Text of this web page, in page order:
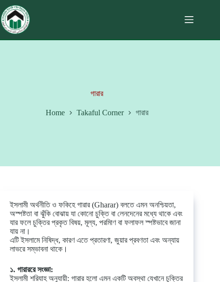
গারার
Home Takaful Corner গারার
ইসলামী অর্থনীতি ও ফকিহে গারার (Gharar) বলতে এমন অনশ্চিয়তা,
অস্পষ্টতা বা ঝুঁকি বোঝায় যা কোনো চুক্তি বা লেনদেনের মধ্যে থাকে এবং
যার ফলে চুক্তির প্রকৃত বিষয়, মূল্য, পরমিাণ বা ফলাফল স্পষ্টভাবে জানা
যায় না।
এটি ইসলামে নিষিদ্ধ, কারণ এতে প্রতারণা, জুয়ার প্রবণতা এবং অন্যায়
লাভরে সম্ভাবনা থাকে।
১. গারাররে সংজ্ঞা:
ইসলামী শরিযাহ অনুযায়ী: গারার হলো এমন একটি অবস্থা যেখানে চুক্তির